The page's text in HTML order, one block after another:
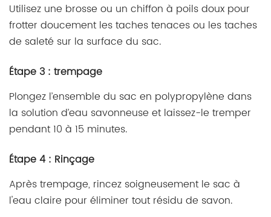
Utilisez une brosse ou un chiffon à poils doux pour
frotter doucement les taches tenaces ou les taches
de saleté sur la surface du sac.
Étape 3 : trempage
Plongez l’ensemble du sac en polypropylène dans
la solution d’eau savonneuse et laissez-le tremper
pendant 10 à 15 minutes.
Étape 4 : Rinçage
Après trempage, rincez soigneusement le sac à
l'eau claire pour éliminer tout résidu de savon.